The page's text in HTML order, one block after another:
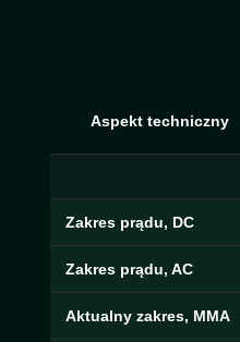
Specyfikacja
Aspekt techniczny
Zakres prądu, DC
Zakres prądu, AC
Aktualny zakres, MMA